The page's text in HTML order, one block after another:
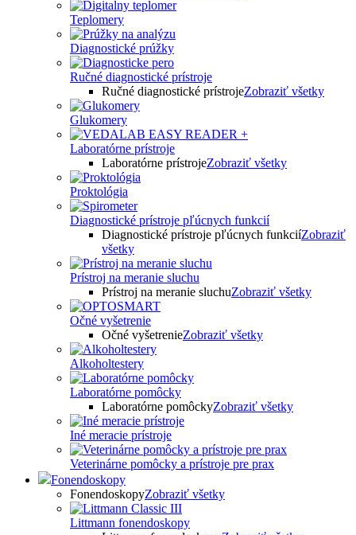
Teplomery
Diagnostické prúžky
Ručné diagnostické prístroje
Ručné diagnostické prístrojeZobraziť všetky
Glukomery
Laboratórne prístroje
Laboratórne prístrojeZobraziť všetky
Proktológia
Diagnostické prístroje pľúcnych funkcií
Diagnostické prístroje pľúcnych funkciíZobraziť
všetky
Prístroj na meranie sluchu
Prístroj na meranie sluchuZobraziť všetky
Očné vyšetrenie
Očné vyšetrenieZobraziť všetky
Alkoholtestery
Laboratórne pomôcky
Laboratórne pomôckyZobraziť všetky
Iné meracie prístroje
Veterinárne pomôcky a prístroje pre prax
Fonendoskopy
FonendoskopyZobraziť všetky
Littmann fonendoskopy